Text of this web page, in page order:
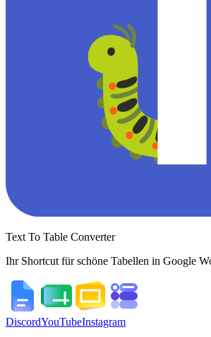
Text To Table Converter
Ihr Shortcut für schöne Tabellen in Google
DiscordYouTubeInstagram